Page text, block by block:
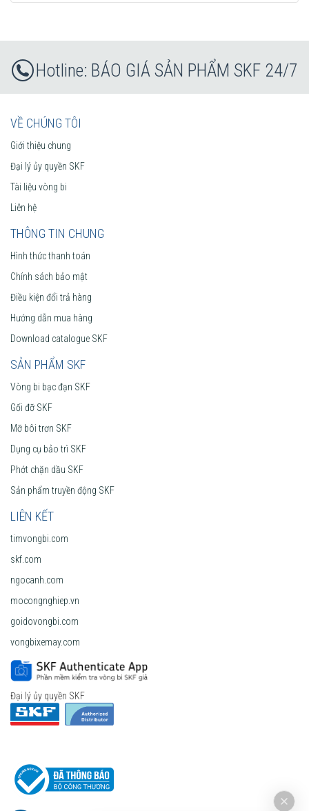
BÁO GIÁ SẢN PHẨM SKF 24/7
VỀ CHÚNG TÔI
Giới thiệu chung
Đại lý ủy quyền SKF
Tài liệu vòng bi
Liên hệ
THÔNG TIN CHUNG
Hình thức thanh toán
Chính sách bảo mật
Điều kiện đổi trả hàng
Hướng dẫn mua hàng
Download catalogue SKF
SẢN PHẨM SKF
Vòng bi bạc đạn SKF
Gối đỡ SKF
Mỡ bôi trơn SKF
Dụng cụ bảo trì SKF
Phớt chặn dầu SKF
Sản phẩm truyền động SKF
LIÊN KẾT
timvongbi.com
skf.com
ngocanh.com
mocongnghiep.vn
goidovongbi.com
vongbixemay.com
Đại lý ủy quyền SKF